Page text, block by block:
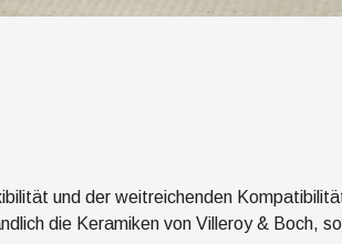
und der weitreichenden
die Keramiken von Villeroy & Boch,